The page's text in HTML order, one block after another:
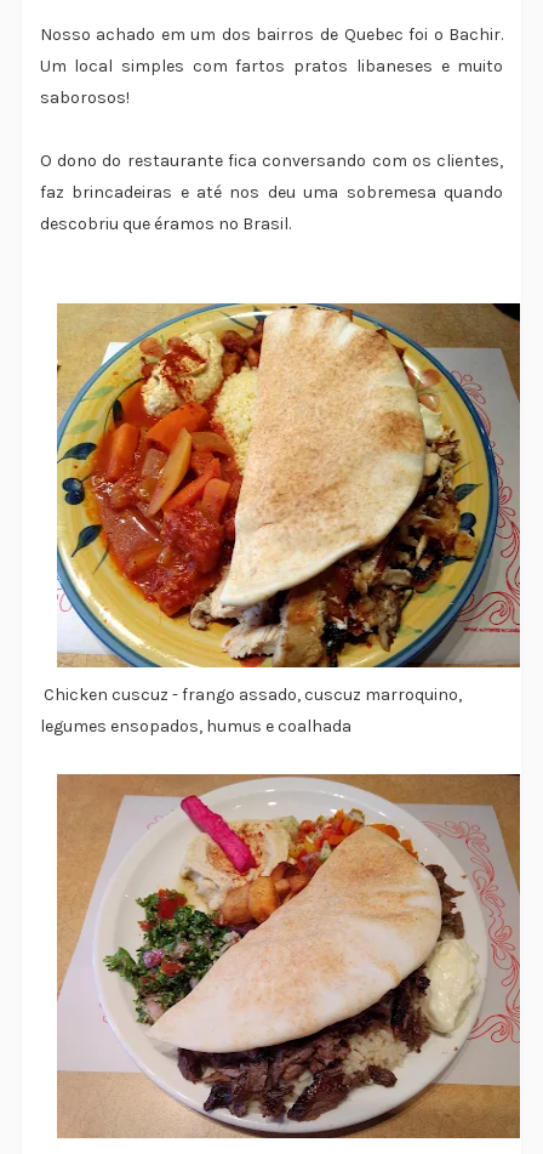
Nosso achado em um dos bairros de Quebec foi o Bachir.
Um local simples com fartos pratos libaneses e muito
saborosos!
O dono do restaurante fica conversando com os clientes,
faz brincadeiras e até nos deu uma sobremesa quando
descobriu que éramos no Brasil.
Chicken cuscuz - frango assado, cuscuz marroquino,
legumes ensopados, humus e coalhada